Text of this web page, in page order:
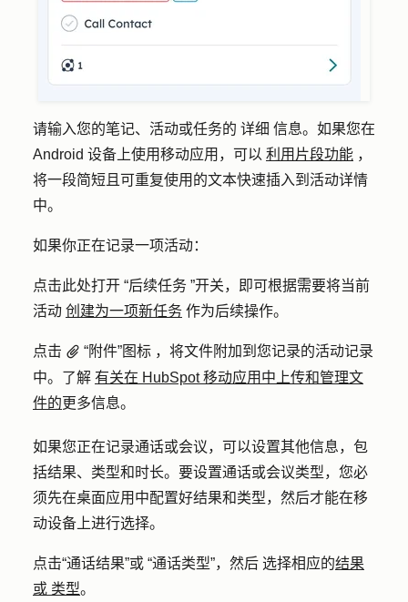
请输入您的笔记、活动或任务的 详细 信息。如果您在
Android 设备上使用移动应用，可以 利用片段功能 ，
将一段简短且可重复使用的文本快速插入到活动详情
中。
如果你正在记录一项活动：
点击此处打开 “后续任务 ”开关，即可根据需要将当前
活动 创建为一项新任务 作为后续操作。
点击 attach “附件”图标 ，将文件附加到您记录的活动记录
中。了解 有关在 HubSpot 移动应用中上传和管理文
件的更多信息。
如果您正在记录通话或会议，可以设置其他信息，包
括结果、类型和时长。要设置通话或会议类型，您必
须先在桌面应用中配置好结果和类型，然后才能在移
动设备上进行选择。
点击“通话结果”或 “通话类型”，然后 选择相应的结果
或 类型。